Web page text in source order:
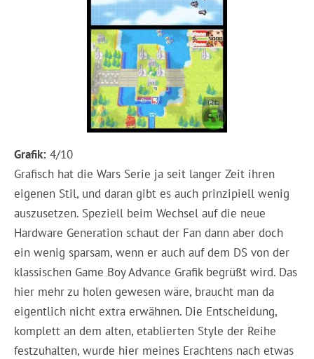
Grafik: 4/10
Grafisch hat die Wars Serie ja seit langer Zeit ihren
eigenen Stil, und daran gibt es auch prinzipiell wenig
auszusetzen. Speziell beim Wechsel auf die neue
Hardware Generation schaut der Fan dann aber doch
ein wenig sparsam, wenn er auch auf dem DS von der
klassischen Game Boy Advance Grafik begrüßt wird. Das
hier mehr zu holen gewesen wäre, braucht man da
eigentlich nicht extra erwähnen. Die Entscheidung,
komplett an dem alten, etablierten Style der Reihe
festzuhalten, wurde hier meines Erachtens nach etwas